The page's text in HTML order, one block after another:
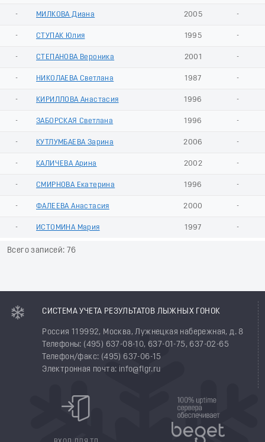
- МИЛКОВА Диана 2005 -
- СТУПАК Юлия 1995 -
- СТЕПАНОВА Вероника 2001 -
- НИКОЛАЕВА Светлана 1987 -
- КИРИЛЛОВА Анастасия 1996 -
- ЗАБОРСКАЯ Светлана 1996 -
- КУТЛУМБАЕВА Зарина 2006 -
- КАЛИЧЕВА Арина 2002 -
- СМИРНОВА Екатерина 1996 -
- ФАЛЕЕВА Анастасия 2000 -
- ИСТОМИНА Мария 1997 -
Всего записей: 76
СИСТЕМА УЧЕТА РЕЗУЛЬТАТОВ ЛЫЖНЫХ ГОНОК
Россия 119992, Москва, Лужнецкая набережная, д. 8
Телефоны: (495) 637-08-10, 637-01-75, 637-02-65
Телефон/факс: (495) 637-06-15
Электронная почта: info@flgr.ru